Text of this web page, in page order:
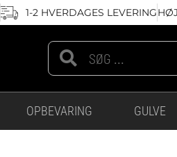
1-2 HVERDAGES LEVERING
Search
OPBEVARING GULVE